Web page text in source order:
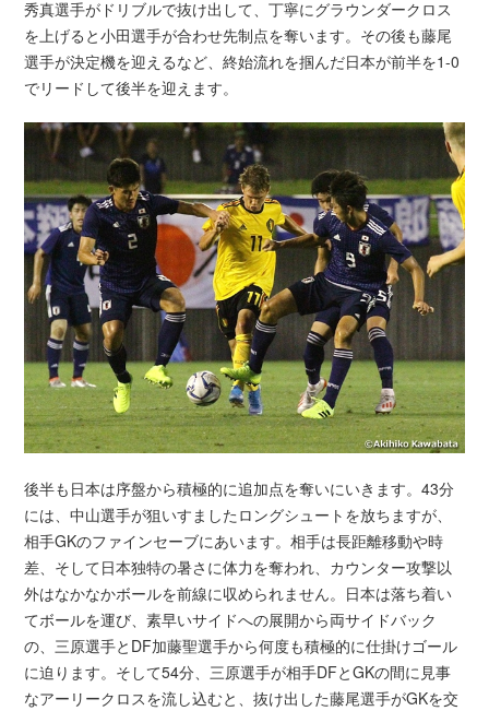
秀真選手がドリブルで抜け出して、丁寧にグラウンダークロス
を上げると小田選手が合わせ先制点を奪います。その後も藤尾
選手が決定機を迎えるなど、終始流れを掴んだ日本が前半を1-0
でリードして後半を迎えます。
後半も日本は序盤から積極的に追加点を奪いにいきます。43分
には、中山選手が狙いすましたロングシュートを放ちますが、
相手GKのファインセーブにあいます。相手は長距離移動や時
差、そして日本独特の暑さに体力を奪われ、カウンター攻撃以
外はなかなかボールを前線に収められません。日本は落ち着い
てボールを運び、素早いサイドへの展開から両サイドバック
の、三原選手とDF加藤聖選手から何度も積極的に仕掛けゴール
に迫ります。そして54分、三原選手が相手DFとGKの間に見事
なアーリークロスを流し込むと、抜け出した藤尾選手がGKを交